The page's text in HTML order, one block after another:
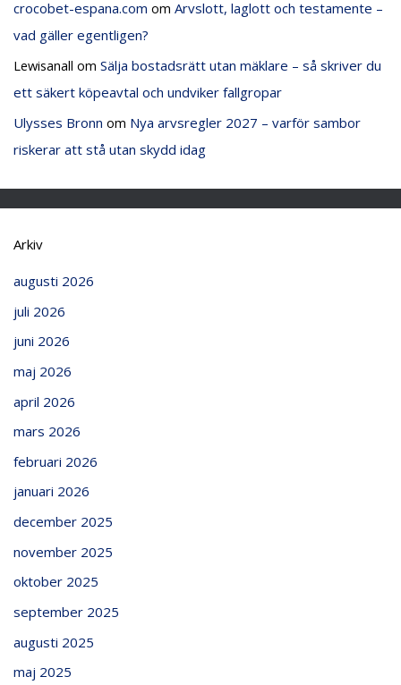
crocobet-espana.com om Arvslott, laglott och testamente –
vad gäller egentligen?
Lewisanall om Sälja bostadsrätt utan mäklare – så skriver du
ett säkert köpeavtal och undviker fallgropar
Ulysses Bronn om Nya arvsregler 2027 – varför sambor
riskerar att stå utan skydd idag
Arkiv
augusti 2026
juli 2026
juni 2026
maj 2026
april 2026
mars 2026
februari 2026
januari 2026
december 2025
november 2025
oktober 2025
september 2025
augusti 2025
maj 2025